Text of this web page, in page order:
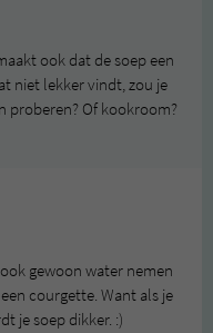
ook dat de soep een
niet lekker vindt, zou je
proberen? Of kookroom?
gewoon water nemen
courgette. Want als je
je soep dikker. :)